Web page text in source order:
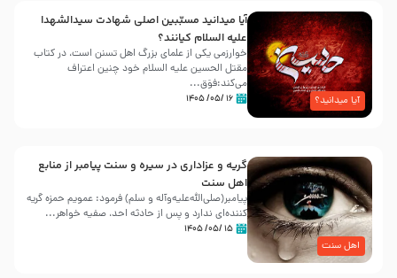
آیا میدانید؟
آیا میدانید مسبّبین اصلی شهادت سیدالشهدا
علیه ‌السلام کیانند؟
خوارزمی یکی از علمای بزرگ اهل تسنن است، در کتاب
مقتل الحسین علیه ‌السلام خود چنین اعتراف
می‌کند:فوَق...
۱۶ /۰۵/ ۱۴۰۵
اهل سنت
گریه و عزاداری در سیره و سنت پیامبر از منابع
اهل سنت
پیامبر(صلی‌الله‌علیه‌وآله و سلم) فرمود: عمویم حمزه گریه
کننده‌ای ندارد و پس از حادثه احد، صفیه خواهر...
۱۵ /۰۵/ ۱۴۰۵